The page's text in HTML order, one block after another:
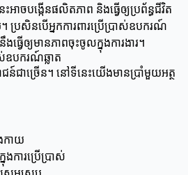
អាចបង្កើនផលិតភាព និងធ្វើឲ្យប្រព័ន្ធជីវិត
សិនបើអ្នកការពារប្រើប្រាស់ឧបករណ៍
ធ្វើឲ្យមានភាពចុះចូលក្នុងការងារ។
ឧបករណ៍ឆ្លាត
ន៍ជាច្រើន។ នៅទីនេះយើងមានប្រាំមួយអត្ថ
កាយ
ការប្រើប្រាស់